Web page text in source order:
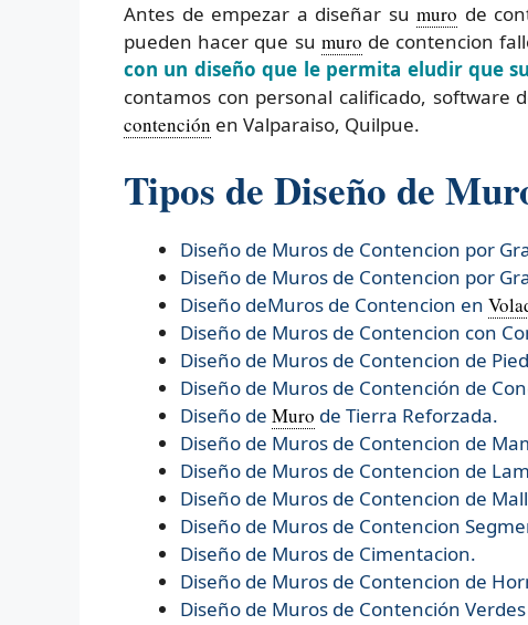
Antes de empezar a diseñar sumuro de
pueden hacer que su muro de contencion
con un diseño que le permita eludir que su
contamos con personal calificado,
contención en Valparaiso, Quilpue.
Tipos de Diseño de
Diseño de Muros de Contencion por
Diseño de Muros de Contencion por
Diseño deMuros de Contencion en
Diseño de Muros de Contencion con
Diseño de Muros de Contencion de
Diseño de Muros de Contención de
Diseño de Muro de Tierra Reforzada.
Diseño de Muros de Contencion de
Diseño de Muros de Contencion de
Diseño de Muros de Contencion de
Diseño de Muros de Contencion
Diseño de Muros de Cimentacion.
Diseño de Muros de Contencion de
Diseño de Muros de Contención Verdes